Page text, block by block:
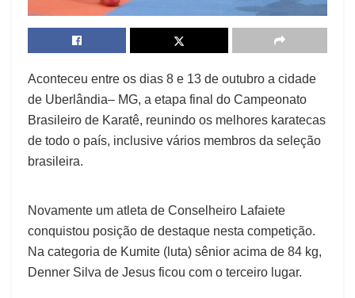
Aconteceu entre os dias 8 e 13 de outubro a cidade
de Uberlândia– MG, a etapa final do Campeonato
Brasileiro de Karatê, reunindo os melhores karatecas
de todo o país, inclusive vários membros da seleção
brasileira.
Novamente um atleta de Conselheiro Lafaiete
conquistou posição de destaque nesta competição.
Na categoria de Kumite (luta) sênior acima de 84 kg,
Denner Silva de Jesus ficou com o terceiro lugar.